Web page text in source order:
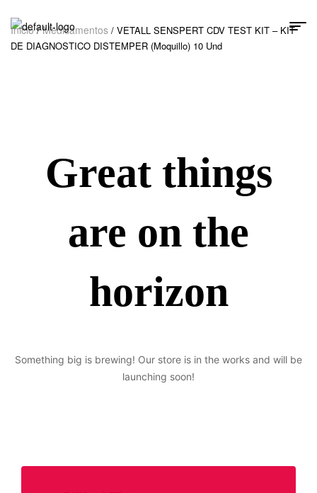
Inicio/Medicamentos / VETALL SENSPERT CDV TEST KIT – KIT
DE DIAGNOSTICO DISTEMPER (Moquillo) 10 Und
Great things
are on the
horizon
Something big is brewing! Our store is in the works and will be
launching soon!